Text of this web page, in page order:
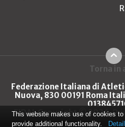
Torna in
Federazione Italiana di
Nuova, 830 00191 Roma
FIDAL Copyright © 2026
This website makes use of cookies
provide additional functionality.